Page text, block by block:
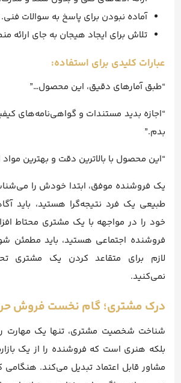
آماده نبودن برای پاسخ به سوالات فنی.
تلاش برای ایجاد هیجان به جای ارائه
عبارات کلیدی برای استفاده:
“طبق آمارهای دقیق، این محصول…”
“اجازه بدید مستندات و گواهی‌نامه‌های
بدم.”
“این محصول با بالاترین دقت و بهترین
یک فروشنده موفق، ابتدا خودش را
طبیعی یک فرد نتیجه‌گرا هستید، باید
خود را در مواجهه با یک مشتری محتاط
فروشنده اجتماعی هستید، باید مطمئن
لازم برای متقاعد کردن یک مشتری
نمی‌کنید.
درک مشتری؛ گام نخست فروش
شناخت شخصیت مشتری، تنها یک مهارت
بلکه هنری است که فروشنده را از یک
مشاور قابل اعتماد تبدیل می‌کند.